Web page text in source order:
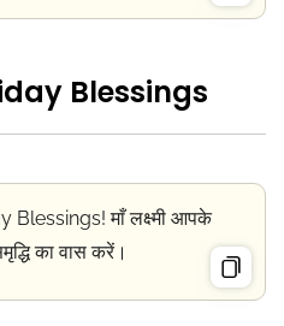
Blessings
Blessings! माँ लक्ष्मी आपके
का वास करें।